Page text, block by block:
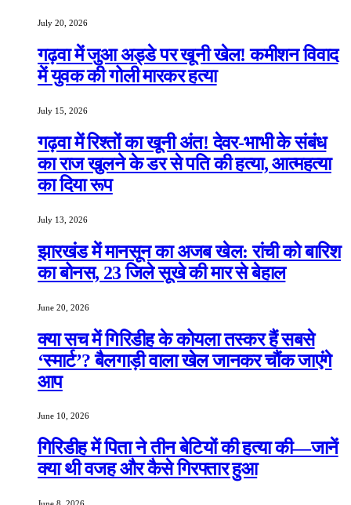
July 20, 2026
गढ़वा में जुआ अड्डे पर खूनी खेल! कमीशन विवाद
में युवक की गोली मारकर हत्या
July 15, 2026
गढ़वा में रिश्तों का खूनी अंत! देवर-भाभी के संबंध
का राज खुलने के डर से पति की हत्या, आत्महत्या
का दिया रूप
July 13, 2026
झारखंड में मानसून का अजब खेल: रांची को बारिश
का बोनस, 23 जिले सूखे की मार से बेहाल
June 20, 2026
क्या सच में गिरिडीह के कोयला तस्कर हैं सबसे
‘स्मार्ट’? बैलगाड़ी वाला खेल जानकर चौंक जाएंगे
आप
June 10, 2026
गिरिडीह में पिता ने तीन बेटियों की हत्या की—जानें
क्या थी वजह और कैसे गिरफ्तार हुआ